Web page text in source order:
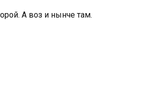
А воз и нынче там.